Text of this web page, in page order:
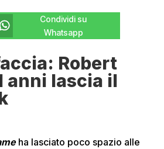
Condividi su
Whatsapp
Robert
anni lascia il
ha lasciato poco spazio alle